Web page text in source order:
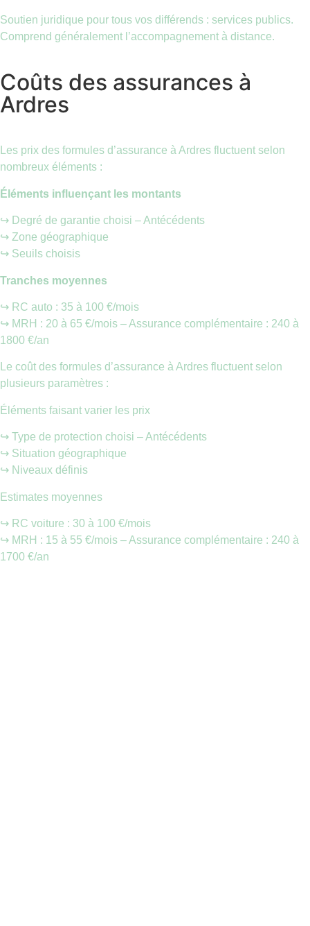
Soutien juridique pour tous vos différends : services publics.
Comprend généralement l’accompagnement à distance.
Coûts des assurances à
Ardres
Les prix des formules d’assurance à Ardres fluctuent selon
nombreux éléments :
Éléments influençant les montants
↪️ Degré de garantie choisi – Antécédents
↪️ Zone géographique
↪️ Seuils choisis
Tranches moyennes
↪️ RC auto : 35 à 100 €/mois
↪️ MRH : 20 à 65 €/mois – Assurance complémentaire : 240 à
1800 €/an
Le coût des formules d’assurance à Ardres fluctuent selon
plusieurs paramètres :
Éléments faisant varier les prix
↪️ Type de protection choisi – Antécédents
↪️ Situation géographique
↪️ Niveaux définis
Estimates moyennes
↪️ RC voiture : 30 à 100 €/mois
↪️ MRH : 15 à 55 €/mois – Assurance complémentaire : 240 à
1700 €/an